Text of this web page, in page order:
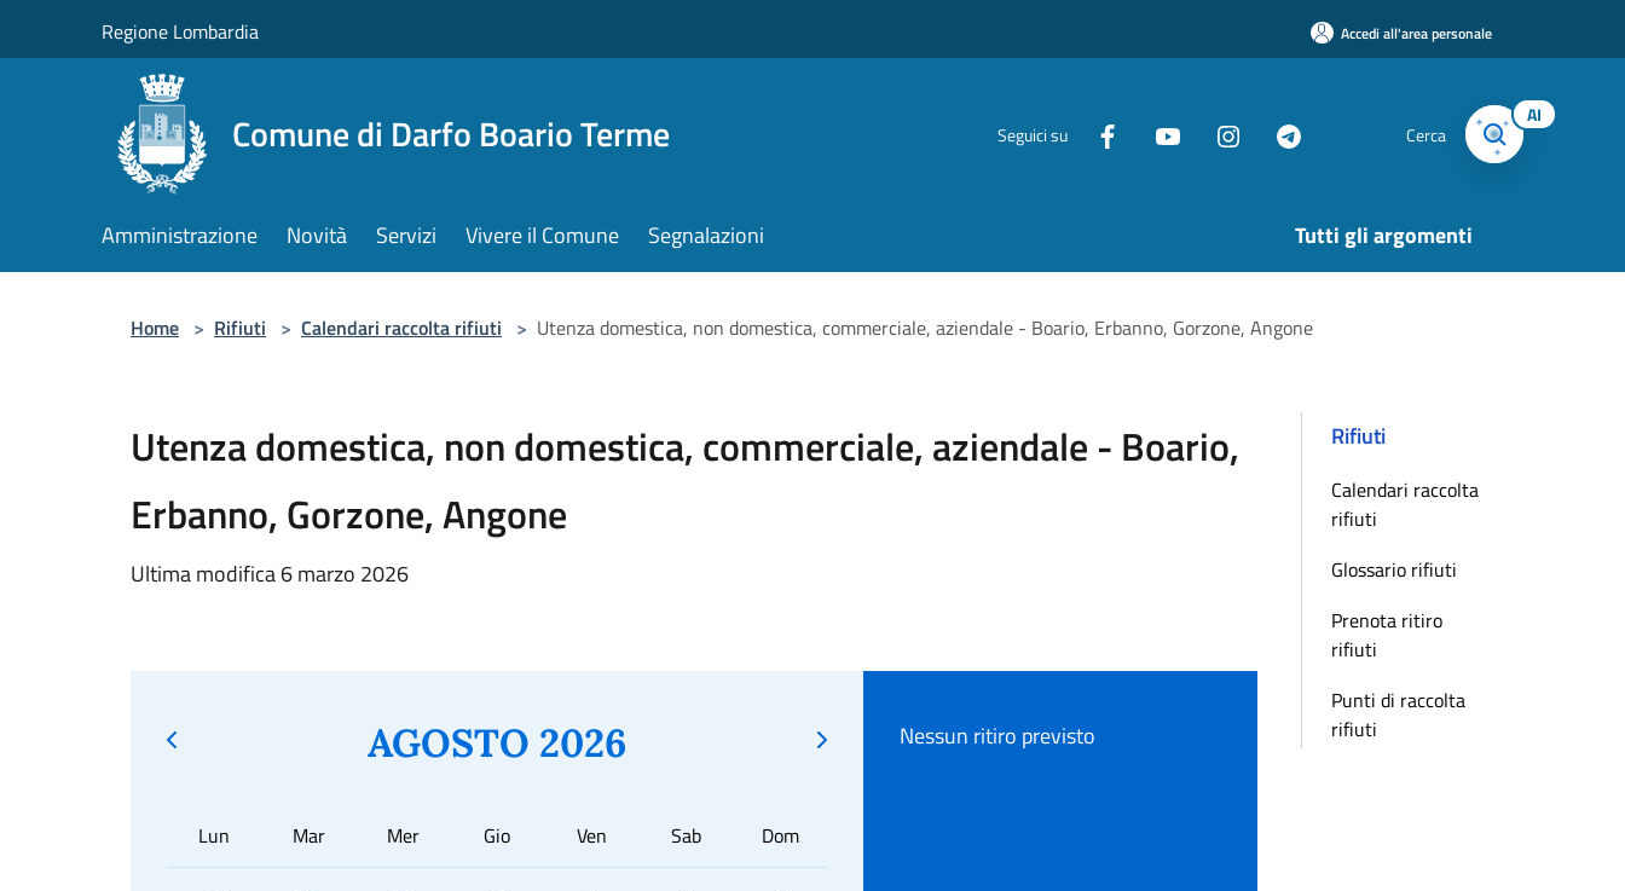
Regione Lombardia Accedi all'area personale
Comune di Darfo Boario Terme Seguici su Cerca
AI
Amministrazione Novità Servizi Vivere il Comune Segnalazioni Tutti gli argomenti
Home > Rifiuti > Calendari raccolta rifiuti > Utenza domestica, non domestica, commerciale, aziendale - Boario, Erbanno, Gorzone, Angone
Utenza domestica, non domestica, commerciale, aziendale - Boario,
Erbanno, Gorzone, Angone
Ultima modifica 6 marzo 2026
AGOSTO 2026
Lun Mar Mer Gio Ven Sab Dom
Nessun ritiro previsto
Rifiuti
Calendari raccolta
rifiuti
Glossario rifiuti
Prenota ritiro
rifiuti
Punti di raccolta
rifiuti